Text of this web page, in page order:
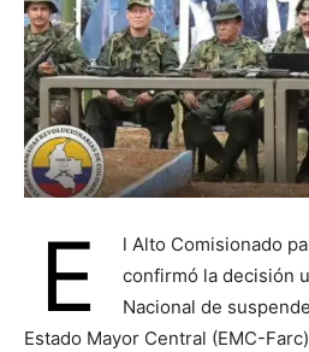
E
l Alto Comisionado
confirmó la decisión
Nacional de
Estado Mayor Central (EMC-